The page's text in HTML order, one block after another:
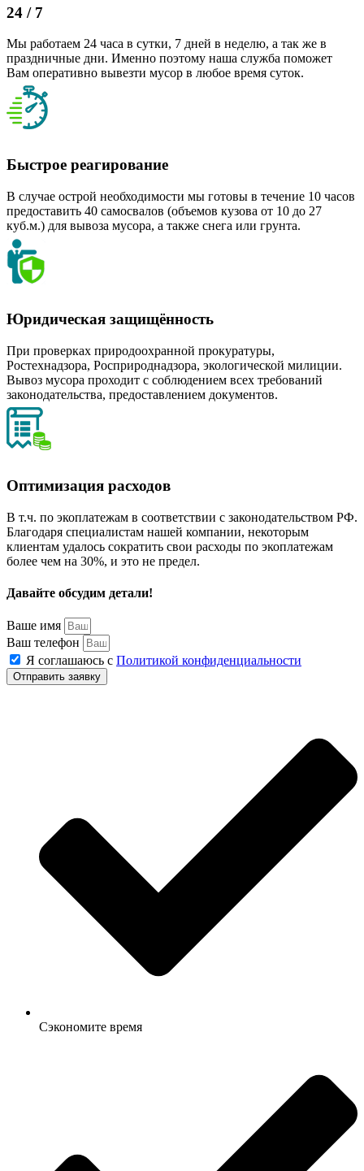
24 / 7
Мы работаем 24 часа в сутки, 7 дней в неделю, а так же в
праздничные дни. Именно поэтому наша служба поможет
Вам оперативно вывезти мусор в любое время суток.
Быстрое реагирование
В случае острой необходимости мы готовы в течение 10 часов
предоставить 40 самосвалов (объемов кузова от 10 до 27
куб.м.) для вывоза мусора, а также снега или грунта.
Юридическая защищённость
При проверках природоохранной прокуратуры,
Ростехнадзора, Росприроднадзора, экологической милиции.
Вывоз мусора проходит с соблюдением всех требований
законодательства, предоставлением документов.
Оптимизация расходов
В т.ч. по экоплатежам в соответствии с законодательством РФ.
Благодаря специалистам нашей компании, некоторым
клиентам удалось сократить свои расходы по экоплатежам
более чем на 30%, и это не предел.
Давайте обсудим детали!
Ваше имя
Ваш телефон
Я соглашаюсь с Политикой конфиденциальности
Отправить заявку
Сэкономите время